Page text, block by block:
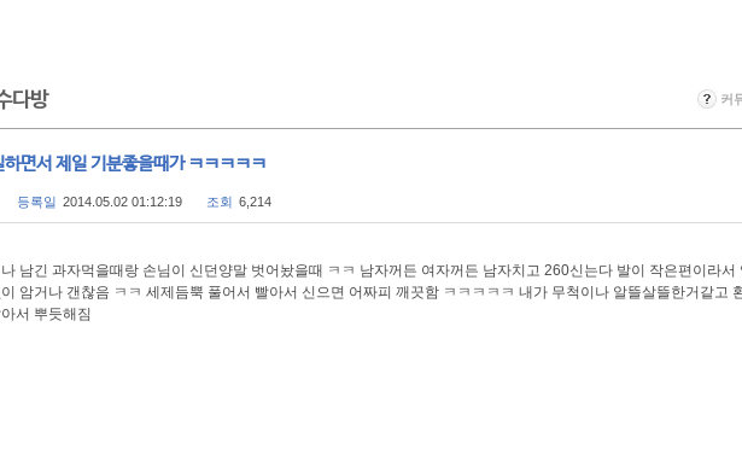
다방 커
하면서 제일 기분좋을때가 ㅋㅋㅋㅋㅋ
등록일 2014.05.02 01:12:19 조회 6,214
남긴 과자먹을때랑 손님이 신던양말 벗어놨을때 ㅋㅋ 남자꺼든 여자꺼든 남자치고 260신는다 발이 작은편이라서
암거나 갠찮음 ㅋㅋ 세제듬뿍 풀어서 빨아서 신으면 어짜피 깨끗함 ㅋㅋㅋㅋㅋ 내가 무척이나 알뜰살뜰한거같고
서 뿌듯해짐